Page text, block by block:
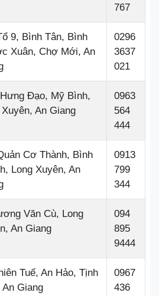
767
9, Bình Tân, Bình
Xuân, Chợ Mới, An
0296
3637
021
Đạo, Mỹ Bình,
Xuyên, An Giang
0963
564
444
Cơ Thành, Bình
Long Xuyên, An
0913
799
344
Văn Cù, Long
An Giang
094
895
9444
Tuế, An Hảo, Tịnh
An Giang
0967
436